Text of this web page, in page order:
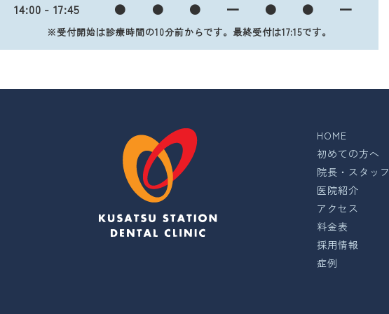
14:00 - 17:45
● ● ● ━ ● ● ━
※受付開始は診療時間の10分前からです。 最終受付は17:15です。
HOME
初めての方へ
院長・スタッフ
医院紹介
アクセス
料金表
採用情報
症例